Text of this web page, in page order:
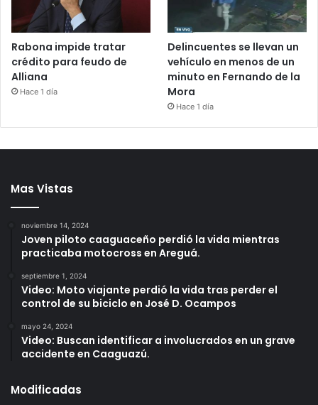
Rabona impide tratar
crédito para feudo de
Alliana
Hace 1 día
Delincuentes se llevan un
vehículo en menos de un
minuto en Fernando de la
Mora
Hace 1 día
Mas Vistas
noviembre 14, 2024
Joven piloto caaguaceño perdió la vida mientras
practicaba motocross en Areguá.
septiembre 1, 2024
Video: Moto viajante perdió la vida tras perder el
control de su biciclo en José D. Ocampos
mayo 24, 2024
Video: Buscan identificar a involucrados en un grave
accidente en Caaguazú.
Modificadas